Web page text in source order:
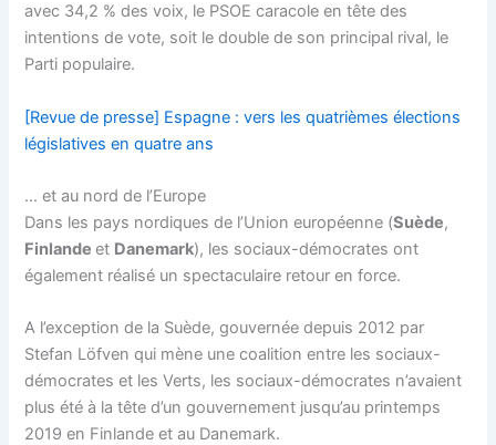
avec 34,2 % des voix, le PSOE caracole en tête des
intentions de vote, soit le double de son principal rival, le
Parti populaire.
[Revue de presse] Espagne : vers les quatrièmes élections
législatives en quatre ans
… et au nord de l’Europe
Dans les pays nordiques de l’Union européenne (Suède,
Finlandeet Danemark), les sociaux-démocrates ont
également réalisé un spectaculaire retour en force.
A l’exception de la Suède, gouvernée depuis 2012 par
Stefan Löfven qui mène une coalition entre les sociaux-
démocrates et les Verts, les sociaux-démocrates n’avaient
plus été à la tête d’un gouvernement jusqu’au printemps
2019 en Finlande et au Danemark.